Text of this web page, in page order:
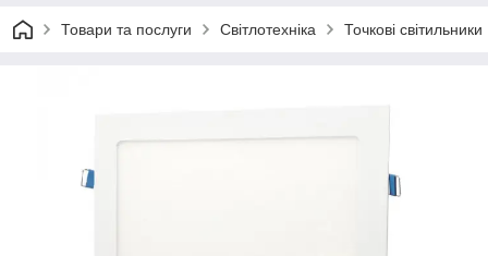
Товари та послуги Світлотехніка Точкові